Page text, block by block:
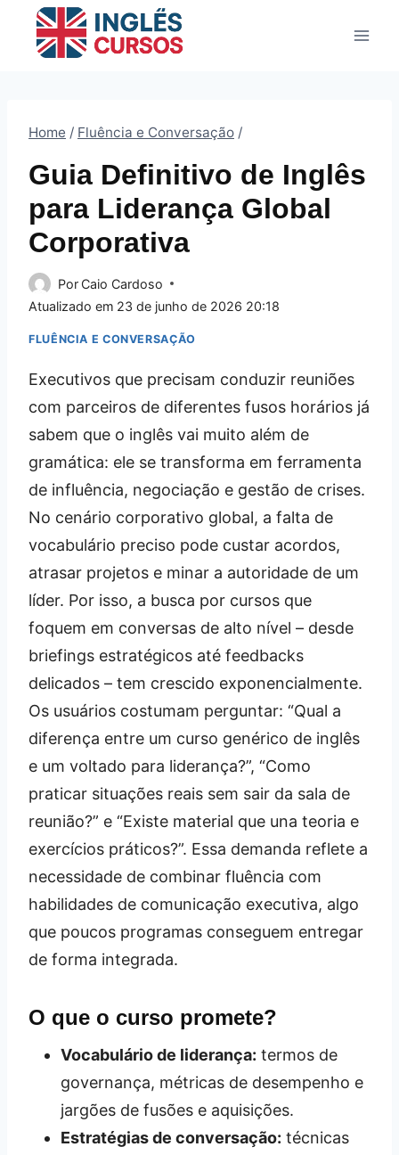
Home / Fluência e Conversação /
Guia Definitivo de Inglês
para Liderança Global
Corporativa
PorCaio Cardoso
Atualizado em 23 de junho de 2026 20:18
FLUÊNCIA E CONVERSAÇÃO
Executivos que precisam conduzir reuniões
com parceiros de diferentes fusos horários já
sabem que o inglês vai muito além de
gramática: ele se transforma em ferramenta
de influência, negociação e gestão de crises.
No cenário corporativo global, a falta de
vocabulário preciso pode custar acordos,
atrasar projetos e minar a autoridade de um
líder. Por isso, a busca por cursos que
foquem em conversas de alto nível – desde
briefings estratégicos até feedbacks
delicados – tem crescido exponencialmente.
Os usuários costumam perguntar: “Qual a
diferença entre um curso genérico de inglês
e um voltado para liderança?”, “Como
praticar situações reais sem sair da sala de
reunião?” e “Existe material que una teoria e
exercícios práticos?”. Essa demanda reflete a
necessidade de combinar fluência com
habilidades de comunicação executiva, algo
que poucos programas conseguem entregar
de forma integrada.
O que o curso promete?
Vocabulário de liderança: termos de
governança, métricas de desempenho e
jargões de fusões e aquisições.
Estratégias de conversação: técnicas